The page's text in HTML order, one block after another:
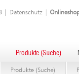
Datenschutz
Produkte (Suche)
Produkte (Suche)